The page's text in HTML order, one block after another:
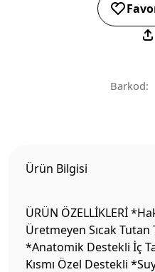
Barkod:
Ürün Bilgisi
ÜRÜN ÖZELLİKLERİ
Üretmeyen Sıcak
*Anatomik Destekli İç
Kısmı Özel Destekli